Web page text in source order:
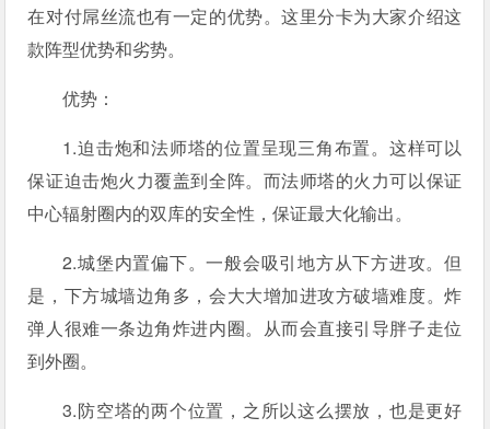
在对付屌丝流也有一定的优势。这里分卡为大家介绍这
款阵型优势和劣势。
优势：
1.迫击炮和法师塔的位置呈现三角布置。这样可以
保证迫击炮火力覆盖到全阵。而法师塔的火力可以保证
中心辐射圈内的双库的安全性，保证最大化输出。
2.城堡内置偏下。一般会吸引地方从下方进攻。但
是，下方城墙边角多，会大大增加进攻方破墙难度。炸
弹人很难一条边角炸进内圈。从而会直接引导胖子走位
到外圈。
3.防空塔的两个位置，之所以这么摆放，也是更好